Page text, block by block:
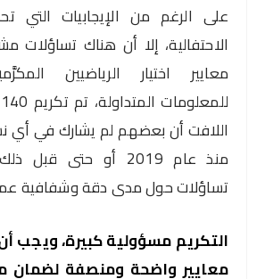
على الرغم من الإيجابيات التي
الاحتفالية، إلا أن هناك تساؤلات
معايير اختيار الرياضيين
اللافت أن بعضهم لم يشارك في أي
منذ عام 2019 أو حتى
تساؤلات حول مدى دقة وشفافية
التكريم مسؤولية كبيرة، ويجب
معايير واضحة ومنصفة لضمان